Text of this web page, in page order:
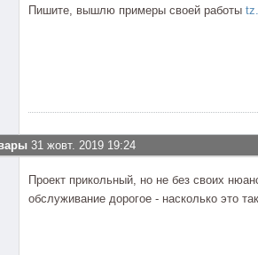
Пишите, вышлю примеры своей работы
31 жовт. 2019 19:24
Проект прикольный, но не без своих
обслуживание дорогое - насколько это